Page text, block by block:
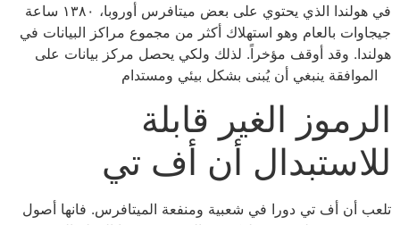
في هولندا الذي يحتوي على بعض ميتافرس أوروبا، ١٣٨٠ ساعة
جيجاوات بالعام وهو استهلاك أكثر من مجموع مراكز البيانات في
هولندا. وقد أوقف مؤخراً. لذلك ولكي يحصل مركز بيانات على
الرموز الغير قابلة
للاستبدال أن أف تي
تلعب أن أف تي دورا في شعبية ومنفعة الميتافرس. فانها أصول